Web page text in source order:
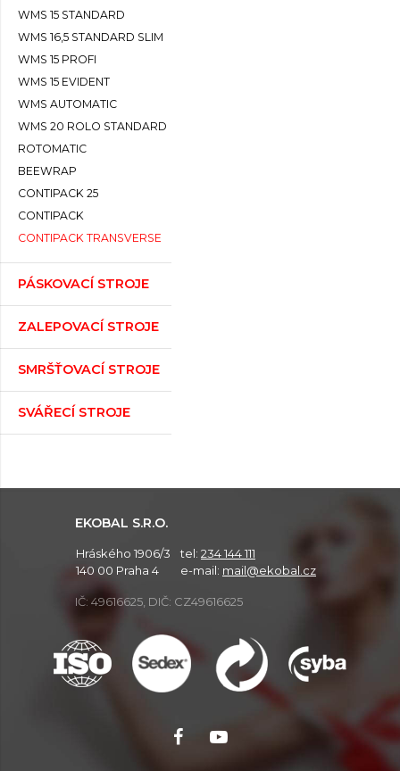
WMS 15 STANDARD
WMS 16,5 STANDARD SLIM
WMS 15 PROFI
WMS 15 EVIDENT
WMS AUTOMATIC
WMS 20 ROLO STANDARD
ROTOMATIC
BEEWRAP
CONTIPACK 25
CONTIPACK
CONTIPACK TRANSVERSE
PÁSKOVACÍ STROJE
ZALEPOVACÍ STROJE
SMRŠŤOVACÍ STROJE
SVÁŘECÍ STROJE
EKOBAL S.R.O.
Hráského 1906/3
140 00 Praha 4
tel: 234 144 111
e-mail: mail@ekobal.cz
IČ: 49616625, DIČ: CZ49616625